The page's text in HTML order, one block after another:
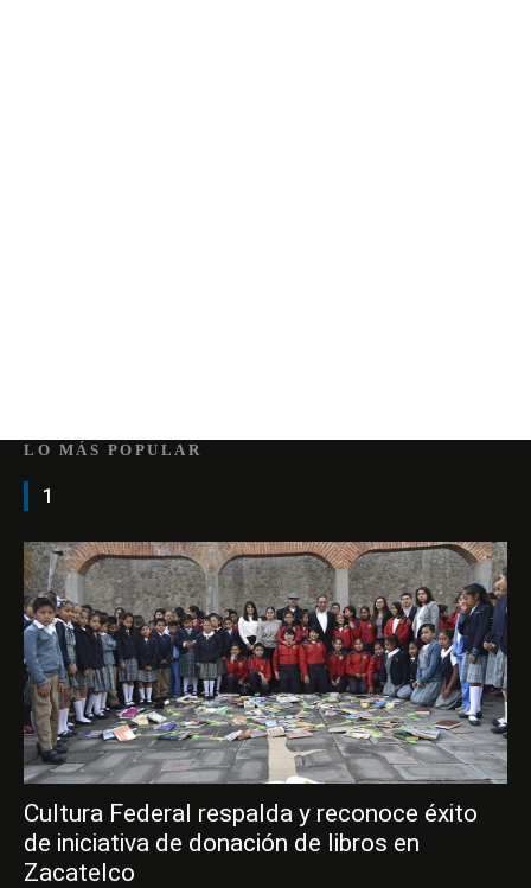
LO MÁS POPULAR
1
Cultura Federal respalda y reconoce éxito
de iniciativa de donación de libros en
Zacatelco